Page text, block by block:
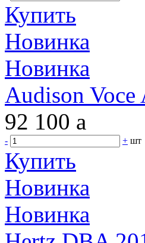
Купить
Новинка
Новинка
Audison
92 100 a
- + шт
Купить
Новинка
Новинка